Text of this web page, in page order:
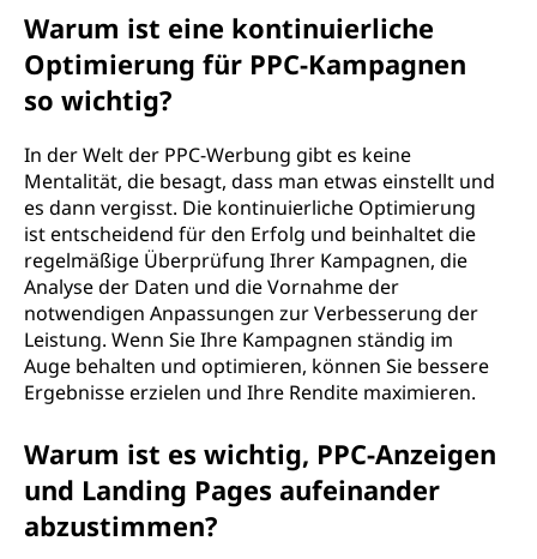
Warum ist eine kontinuierliche
Optimierung für PPC-Kampagnen
so wichtig?
In der Welt der PPC-Werbung gibt es keine
Mentalität, die besagt, dass man etwas einstellt und
es dann vergisst. Die kontinuierliche Optimierung
ist entscheidend für den Erfolg und beinhaltet die
regelmäßige Überprüfung Ihrer Kampagnen, die
Analyse der Daten und die Vornahme der
notwendigen Anpassungen zur Verbesserung der
Leistung. Wenn Sie Ihre Kampagnen ständig im
Auge behalten und optimieren, können Sie bessere
Ergebnisse erzielen und Ihre Rendite maximieren.
Warum ist es wichtig, PPC-Anzeigen
und Landing Pages aufeinander
abzustimmen?